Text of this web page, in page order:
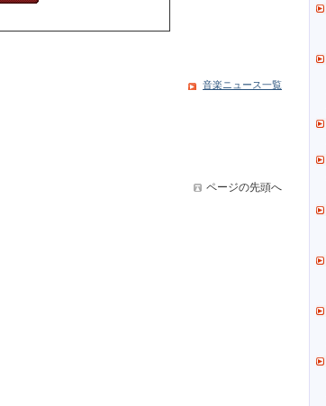
音楽ニュース一覧
ページの先頭へ